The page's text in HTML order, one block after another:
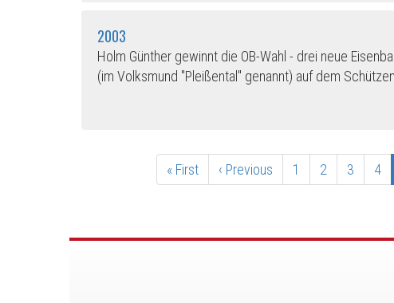
2003
Holm Günther gewinnt die OB-Wahl - drei neue
(im Volksmund "Pleißental" genannt) auf dem
Seitennummerierung
Erste
Seite
« First
Vorherige
Seite
‹ Previous Page
1 Page
2 Page
3 Page
4